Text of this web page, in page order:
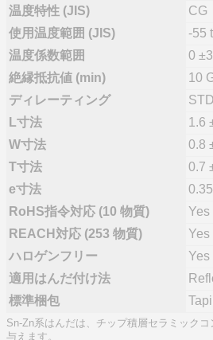
温度特性 (JIS)
CG
使用温度範囲 (JIS)
-55
温度係数範囲
0
絶縁抵抗値 (min)
10
ディレーティング
STD
L寸法
1.6
W寸法
0.8
T寸法
0.7
e寸法
RoHS指令対応 (10 物質)
Yes
REACH対応 (253 物質)
Yes
ハロゲンフリー
Yes
適用はんだ付け法
標準梱包
Sn-Zn系はんだは、チップ積層セラミック
与えます。